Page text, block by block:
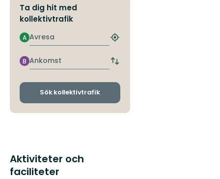
Ta dig hit med
kollektivtrafik
Avresa
A
Hitta
hållplats
Ankomst
B
Byt
och
Sök kollektivtrafik
Aktiviteter och
faciliteter